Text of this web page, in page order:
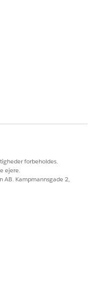
forbeholdes.
ejere.
AB. Kampmannsgade 2,